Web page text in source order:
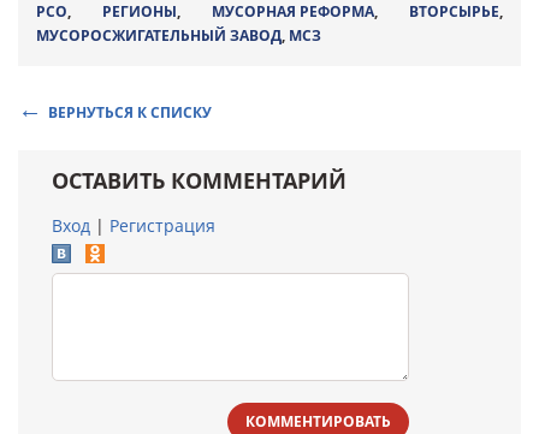
РСО, РЕГИОНЫ, МУСОРНАЯ РЕФОРМА, ВТОРСЫРЬЕ,
МУСОРОСЖИГАТЕЛЬНЫЙ ЗАВОД, МСЗ
ВЕРНУТЬСЯ К СПИСКУ
ОСТАВИТЬ КОММЕНТАРИЙ
Вход | Регистрация
КОММЕНТИРОВАТЬ